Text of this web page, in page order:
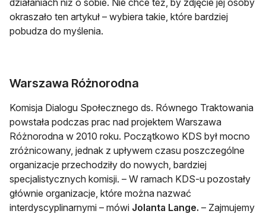
okraszało ten artykuł – wybiera takie, które bardziej
pobudza do myślenia.
Warszawa Różnorodna
Komisja Dialogu Społecznego ds. Równego Traktowania
powstała podczas prac nad projektem Warszawa
Różnorodna w 2010 roku. Początkowo KDS był mocno
zróżnicowany, jednak z upływem czasu poszczególne
organizacje przechodziły do nowych, bardziej
specjalistycznych komisji. – W ramach KDS-u pozostały
głównie organizacje, które można nazwać
interdyscyplinarnymi – mówi Jolanta Lange. – Zajmujemy